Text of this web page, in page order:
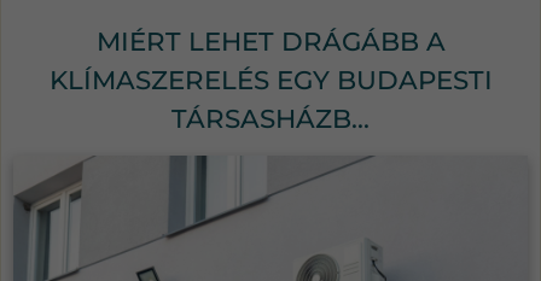
MIÉRT LEHET DRÁGÁBB A
KLÍMASZERELÉS EGY BUDAPESTI
TÁRSASHÁZB...